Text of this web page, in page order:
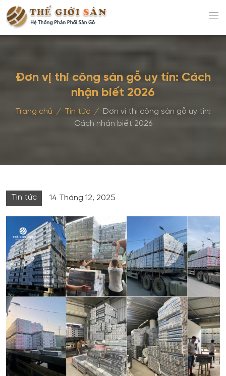
Đơn vị thi công sàn gỗ uy tín: Cách
nhận biết 2026
Trang chủ / Tin tức / Đơn vị thi công sàn gỗ uy tín:
Cách nhận biết 2026
Tin tức 14 Tháng 12, 2025